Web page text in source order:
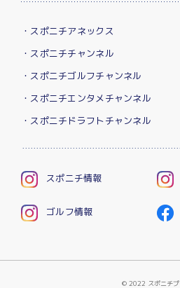
・スポニチアネックス
・スポニチチャンネル
・スポニチゴルフチャンネル
・スポニチエンタメチャンネル
・スポニチドラフトチャンネル
スポニチ情報
ゴルフ情報
© 2022 スポニチプ